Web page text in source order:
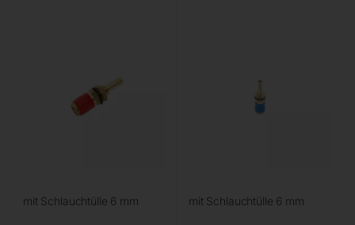
mit Schlauchtülle 6 mm mit Schlauchtülle 6 mm